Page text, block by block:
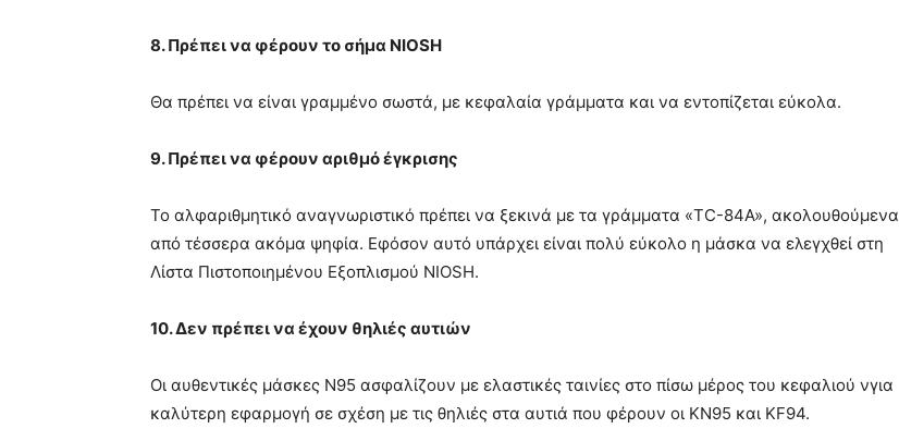
8. Πρέπει να φέρουν το σήμα NIOSH
Θα πρέπει να είναι γραμμένο σωστά, με κεφαλαία γράμματα και να εντοπίζεται εύκολα.
9. Πρέπει να φέρουν αριθμό έγκρισης
Το αλφαριθμητικό αναγνωριστικό πρέπει να ξεκινά με τα γράμματα «TC-84A», ακολουθούμενα
από τέσσερα ακόμα ψηφία. Εφόσον αυτό υπάρχει είναι πολύ εύκολο η μάσκα να ελεγχθεί στη
Λίστα Πιστοποιημένου Εξοπλισμού NIOSH.
10. Δεν πρέπει να έχουν θηλιές αυτιών
Οι αυθεντικές μάσκες Ν95 ασφαλίζουν με ελαστικές ταινίες στο πίσω μέρος του κεφαλιού νγια
καλύτερη εφαρμογή σε σχέση με τις θηλιές στα αυτιά που φέρουν οι KN95 και KF94.